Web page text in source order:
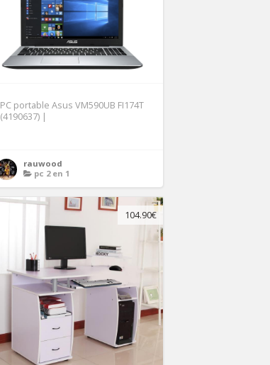
PC portable Asus VM590UB FI174T
(4190637) |
rauwood
pc 2 en 1
104.90€